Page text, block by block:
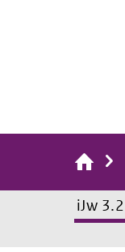
iJw 3.2